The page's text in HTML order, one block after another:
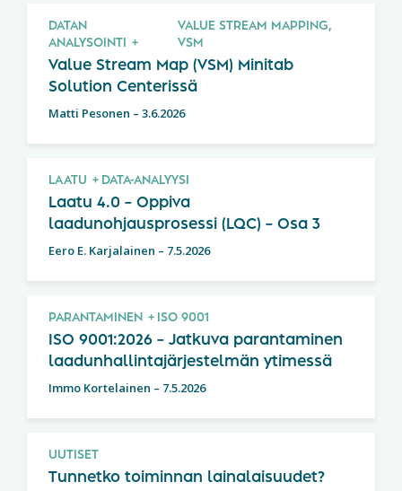
DATAN
ANALYSOINTI
VALUE STREAM MAPPING,
VSM
Value Stream Map (VSM) Minitab
Solution Centerissä
Matti Pesonen – 3.6.2026
LAATU DATA-ANALYYSI
Laatu 4.0 – Oppiva
laadunohjausprosessi (LQC) – Osa 3
Eero E. Karjalainen – 7.5.2026
PARANTAMINEN ISO 9001
ISO 9001:2026 – Jatkuva parantaminen
laadunhallintajärjestelmän ytimessä
Immo Kortelainen – 7.5.2026
UUTISET
Tunnetko toiminnan lainalaisuudet?